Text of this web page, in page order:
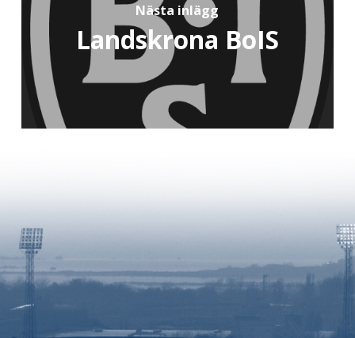
Nästa inlägg
Landskrona BoIS